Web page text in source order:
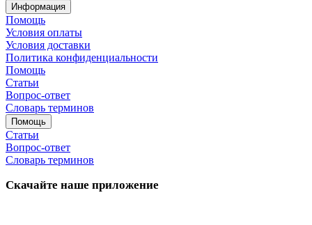
Информация
Помощь
Условия оплаты
Условия доставки
Политика конфиденциальности
Помощь
Статьи
Вопрос-ответ
Словарь терминов
Помощь
Статьи
Вопрос-ответ
Словарь терминов
Скачайте наше приложение